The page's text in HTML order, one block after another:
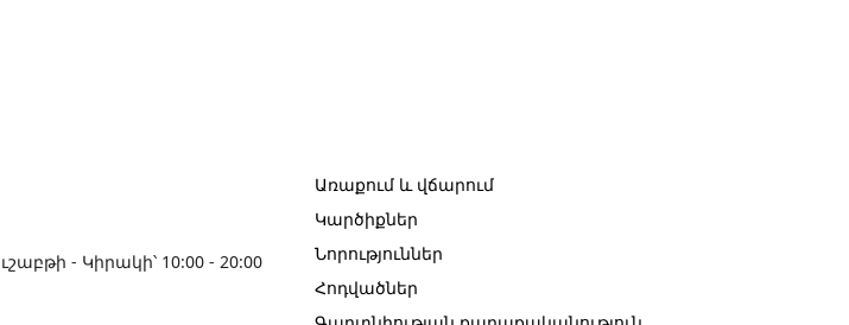
- Կիրակի՝ 10:00 - 20:00
Առաքում և վճարում
Կարծիքներ
Նորություններ
Հոդվածներ